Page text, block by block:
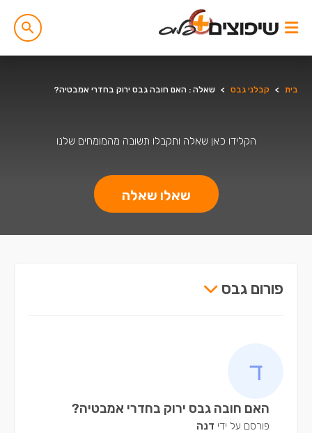
בית > קבלני גבס > שאלה : האם חובה גבס ירוק בחדרי אמבטיה?
הקלידו כאן שאלה ותקבלו תשובה מהמומחים שלנו
שאלו שאלה
פורום גבס
האם חובה גבס ירוק בחדרי אמבטיה?
פורסם על ידי דנה